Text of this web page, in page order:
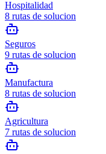
Hospitalidad
8 rutas de solucion
Seguros
9 rutas de solucion
Manufactura
8 rutas de solucion
Agricultura
7 rutas de solucion